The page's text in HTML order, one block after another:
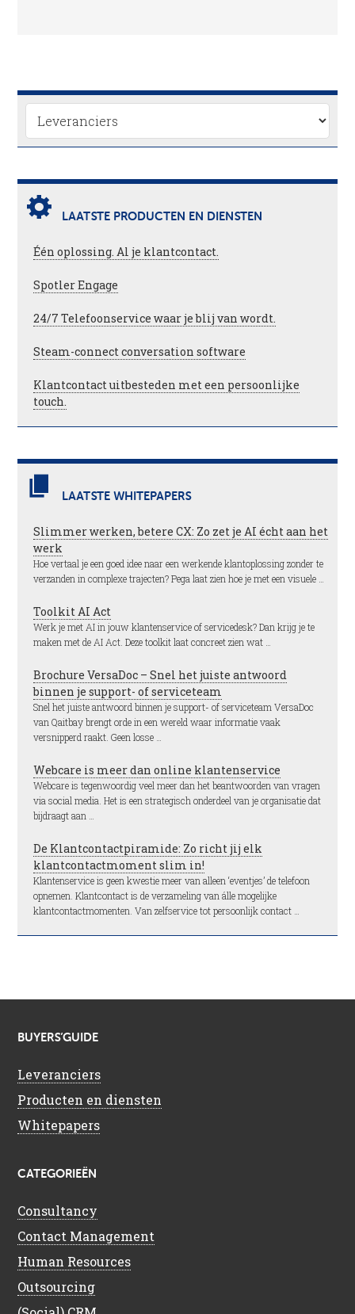
LAATSTE PRODUCTEN EN DIENSTEN
Één oplossing. Al je klantcontact.
Spotler Engage
24/7 Telefoonservice waar je blij van wordt.
Steam-connect conversation software
Klantcontact uitbesteden met een persoonlijke
touch.
LAATSTE WHITEPAPERS
Slimmer werken, betere CX: Zo zet je AI écht aan het
werk
Hoe vertaal je een goed idee naar een werkende klantoplossing zonder te
verzanden in complexe trajecten? Pega laat zien hoe je met een visuele …
Toolkit AI Act
Werk je met AI in jouw klantenservice of servicedesk? Dan krijg je te
maken met de AI Act. Deze toolkit laat concreet zien wat …
Brochure VersaDoc – Snel het juiste antwoord
binnen je support- of serviceteam
Snel het juiste antwoord binnen je support- of serviceteam VersaDoc
van Qaitbay brengt orde in een wereld waar informatie vaak
versnipperd raakt. Geen losse …
Webcare is meer dan online klantenservice
Webcare is tegenwoordig veel meer dan het beantwoorden van vragen
via social media. Het is een strategisch onderdeel van je organisatie dat
bijdraagt aan …
De Klantcontactpiramide: Zo richt jij elk
klantcontactmoment slim in!
Klantenservice is geen kwestie meer van alleen ‘eventjes’ de telefoon
opnemen. Klantcontact is de verzameling van álle mogelijke
klantcontactmomenten. Van zelfservice tot persoonlijk contact …
BUYERS’GUIDE
Leveranciers
Producten en diensten
Whitepapers
CATEGORIEËN
Consultancy
Contact Management
Human Resources
Outsourcing